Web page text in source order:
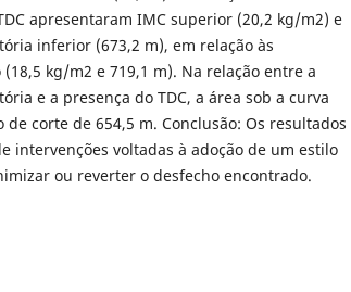
apresentaram IMC superior (20,2 kg/m2) e
inferior (673,2 m), em relação às
kg/m2 e 719,1 m). Na relação entre a
e a presença do TDC, a área sob a curva
de corte de 654,5 m. Conclusão: Os resultados
intervenções voltadas à adoção de um estilo
ou reverter o desfecho encontrado.